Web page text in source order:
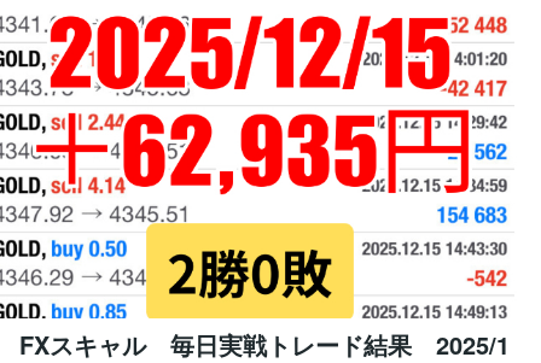
FXスキャル 毎日実戦トレード結果 2025/1